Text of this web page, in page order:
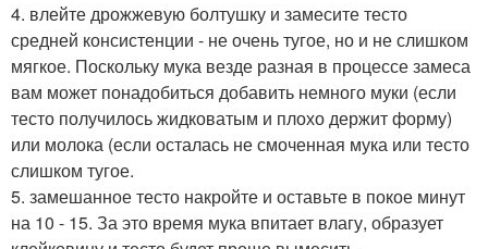
4. влейте дрожжевую болтушку и замесите тесто
средней консистенции - не очень тугое, но и не слишком
мягкое. Поскольку мука везде разная в процессе замеса
вам может понадобиться добавить немного муки (если
тесто получилось жидковатым и плохо держит форму)
или молока (если осталась не смоченная мука или тесто
слишком тугое.
5. замешанное тесто накройте и оставьте в покое минут
на 10 - 15. За это время мука впитает влагу, образует